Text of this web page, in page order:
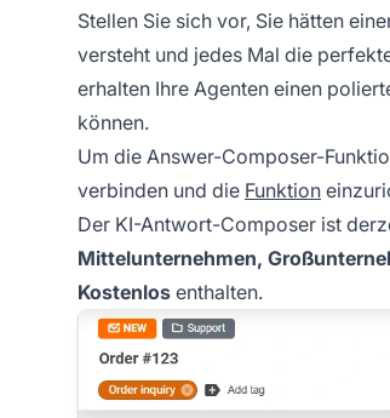
Stellen Sie sich vor, Sie hätten
versteht und jedes Mal die
erhalten Ihre Agenten einen
können.
Um die Answer-Composer-
verbinden und die Funktion
Der KI-Antwort-Composer ist
Mittelunternehmen,
Kostenlos enthalten.